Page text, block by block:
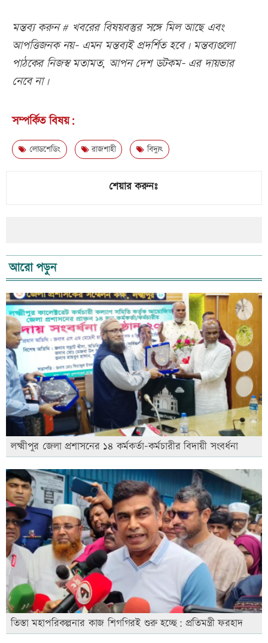
মন্তব্য করুন # খবরের বিষয়বস্তুর সঙ্গে মিল আছে এবং
আপত্তিজনক নয়- এমন মন্তব্যই প্রদর্শিত হবে। মন্তব্যগুলো
পাঠকের নিজস্ব মতামত, আপন দেশ ডটকম- এর দায়ভার
নেবে না।
সম্পর্কিত বিষয়:
লোডশেডিং রাজশাহী বিদ্যুৎ
শেয়ার করুনঃ
আরো পড়ুন
লক্ষ্মীপুর জেলা প্রশাসনের ১৪ কর্মকর্তা-কর্মচারীর বিদায়ী সংবর্ধনা
তিস্তা মহাপরিকল্পনার কাজ শিগগিরই শুরু হচ্ছে: প্রতিমন্ত্রী ফরহাদ